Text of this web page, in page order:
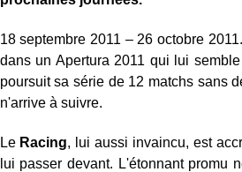
18 septembre 2011 – 26 octobre
dans un Apertura 2011 qui lui
poursuit sa série de 12 matchs sans
n'arrive à suivre.
Le Racing, lui aussi invaincu, est
lui passer devant. L'étonnant promu